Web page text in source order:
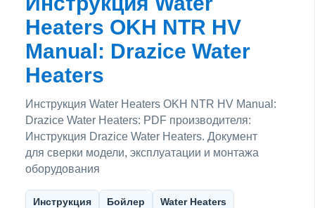
Heaters OKH NTR HV
Manual: Drazice Water
Heaters
Инструкция Water Heaters OKH NTR HV Manual:
Drazice Water Heaters: PDF производителя:
Инструкция Drazice Water Heaters. Документ
для сверки модели, эксплуатации и монтажа
оборудования
Инструкция Бойлер Water Heaters